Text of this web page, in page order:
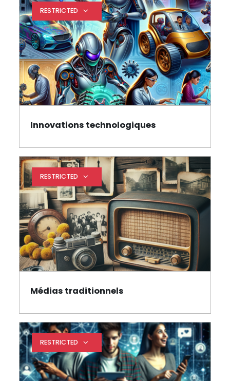
RESTRICTED Expand restrictions
Innovations technologiques
RESTRICTED Expand restrictions
Médias traditionnels
RESTRICTED Expand restrictions